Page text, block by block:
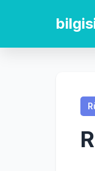
Rüya Tabirleri
Rüya Tabirleri
Rüya Tabirleri
Rüya Tabirleri